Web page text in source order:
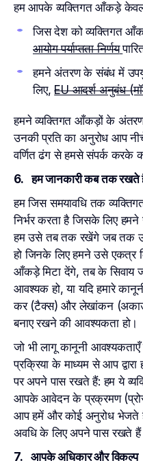
हम आपके व्यक्तिगत आँकड़े
जिस देश को व्यक्तिगत
आयोग पर्याप्तता निर्णय
हमने अंतरण के संबंध में
लिए,EU आदर्श अनुबंध
हमने व्यक्तिगत आँकड़ों के अंतरण
उनकी प्रति का अनुरोध आप
वर्णित ढंग से हमसे संपर्क करके
6. हम जानकारी कब तक रखते
हम जिस समयावधि तक
निर्भर करता है जिसके लिए
हम उसे तब तक रखेंगे जब तक
हो जिनके लिए हमने उसे एकत्र
आँकड़े मिटा देंगे, तब के सिवाय
आवश्यक हो, या यदि हमारे
कर (टैक्स) और लेखांकन
बनाए रखने की आवश्यकता हो।
जो भी लागू कानूनी
प्रक्रिया के माध्यम से आप
पर अपने पास रखते हैं: हम ये
आपके आवेदन के प्रक्रमण
आप हमें और कोई अनुरोध भेजते हैं
अवधि के लिए अपने पास रखते
7. आपके अधिकार और विकल्प